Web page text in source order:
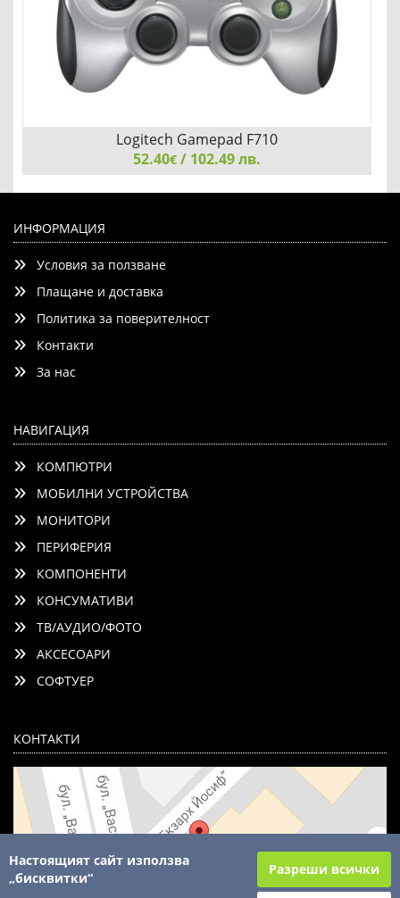
Support, D-Pad, 2.4 GHz Wireless
Logitech Gamepad F710
52.40€ / 102.49 лв.
ИНФОРМАЦИЯ
Условия за ползване
Плащане и доставка
Политика за поверителност
Контакти
За нас
НАВИГАЦИЯ
КОМПЮТРИ
МОБИЛНИ УСТРОЙСТВА
МОНИТОРИ
ПЕРИФЕРИЯ
КОМПОНЕНТИ
КОНСУМАТИВИ
ТВ/АУДИО/ФОТО
АКСЕСОАРИ
СОФТУЕР
КОНТАКТИ
Настоящият сайт използва
„бисквитки“
Разреши всички